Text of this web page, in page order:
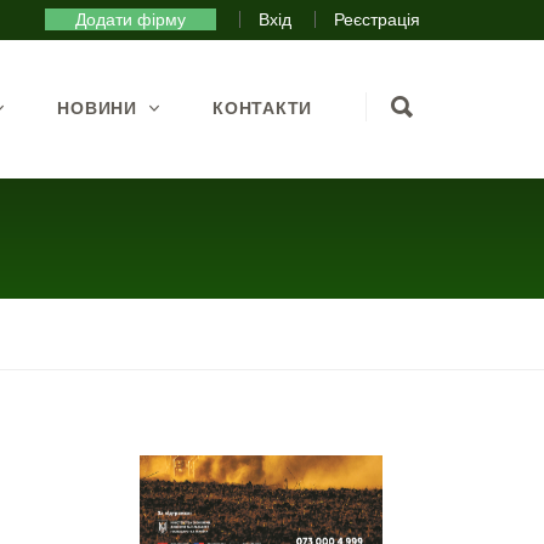
Додати фірму Вхід Реєстрація
НОВИНИ КОНТАКТИ